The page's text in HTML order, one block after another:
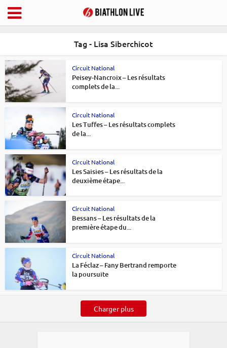
Tag - Lisa Siberchicot
Circuit National
Peisey-Nancroix – Les résultats
complets de la...
Circuit National
Les Tuffes – Les résultats complets
de la...
Circuit National
Les Saisies – Les résultats de la
deuxième étape...
Circuit National
Bessans – Les résultats de la
première étape du...
Circuit National
La Féclaz – Fany Bertrand remporte
la poursuite
Charger plus